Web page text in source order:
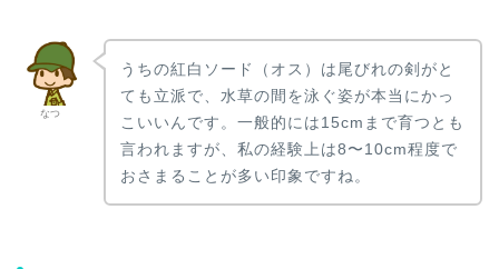
なつ
うちの紅白ソード（オス）は尾びれの剣がと
ても立派で、水草の間を泳ぐ姿が本当にかっ
こいいんです。一般的には15cmまで育つとも
言われますが、私の経験上は8〜10cm程度で
おさまることが多い印象ですね。